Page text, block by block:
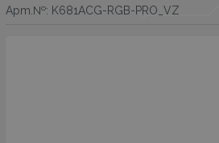
Арт.№: K681ACG-RGB-PRO_VZ